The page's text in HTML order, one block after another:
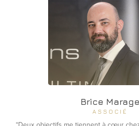
Brice Marage
ASSOCIÉ